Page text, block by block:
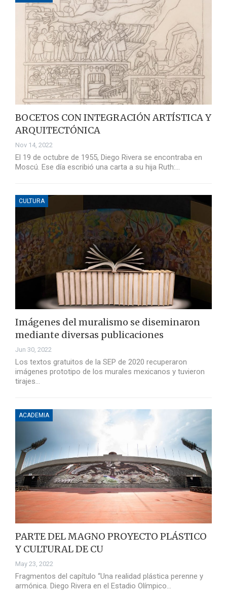
BOCETOS CON INTEGRACIÓN ARTÍSTICA Y
ARQUITECTÓNICA
Nov 14, 2022
El 19 de octubre de 1955, Diego Rivera se encontraba en
Moscú. Ese día escribió una carta a su hija Ruth:…
CULTURA
Imágenes del muralismo se diseminaron
mediante diversas publicaciones
Jun 30, 2022
Los textos gratuitos de la SEP de 2020 recuperaron
imágenes prototipo de los murales mexicanos y tuvieron
tirajes…
ACADEMIA
PARTE DEL MAGNO PROYECTO PLÁSTICO
Y CULTURAL DE CU
May 23, 2022
Fragmentos del capítulo “Una realidad plástica perenne y
armónica. Diego Rivera en el Estadio Olímpico…